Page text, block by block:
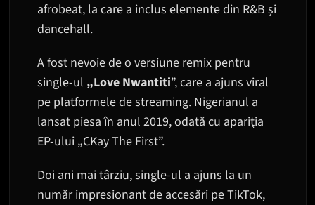
afrobeat, la care a inclus elemente din R&B și
dancehall.
A fost nevoie de o versiune remix pentru
single-ul „Love Nwantiti”, care a ajuns viral
pe platformele de streaming. Nigerianul a
lansat piesa în anul 2019, odată cu apariția
EP-ului „CKay The First”.
Doi ani mai târziu, single-ul a ajuns la un
număr impresionant de accesări pe TikTok,